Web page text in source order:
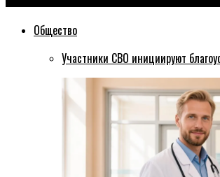
Общество
Участники СВО инициируют